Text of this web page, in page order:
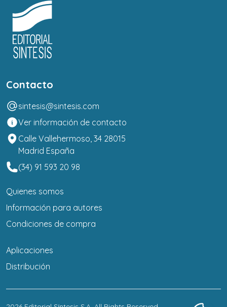
Contacto
sintesis@sintesis.com
Ver información de contacto
Calle Vallehermoso, 34 28015
Madrid España
(34) 91 593 20 98
Quienes somos
Información para autores
Condiciones de compra
Aplicaciones
Distribución